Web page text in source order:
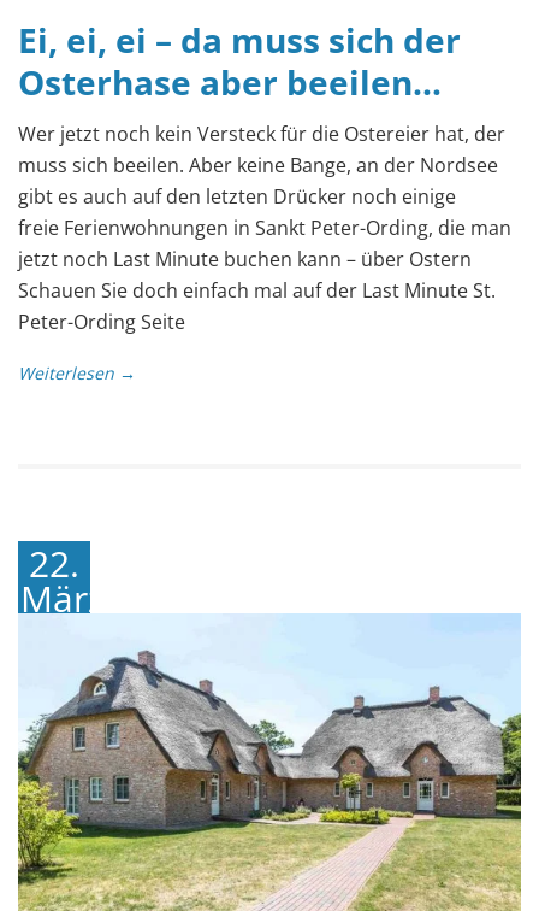
2019
Ei, ei, ei – da muss sich der
Osterhase aber beeilen…
Wer jetzt noch kein Versteck für die Ostereier hat, der
muss sich beeilen. Aber keine Bange, an der Nordsee
gibt es auch auf den letzten Drücker noch einige
freie Ferienwohnungen in Sankt Peter-Ording, die man
jetzt noch Last Minute buchen kann – über Ostern
Schauen Sie doch einfach mal auf der Last Minute St.
Peter-Ording Seite
Weiterlesen →
22.
März